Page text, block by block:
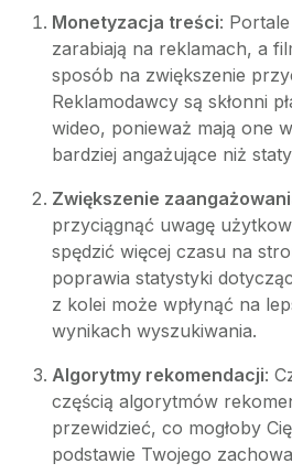
Monetyzacja treści:
zarabiają na reklamach, a
sposób na zwiększenie
Reklamodawcy są skłonni
wideo, ponieważ mają one
bardziej angażujące niż
Zwiększenie
przyciągnąć uwagę
spędzić więcej czasu na
poprawia statystyki
z kolei może wpłynąć na
wynikach wyszukiwania.
Algorytmy rekomendacji:
częścią algorytmów
przewidzieć, co mogłoby
podstawie Twojego